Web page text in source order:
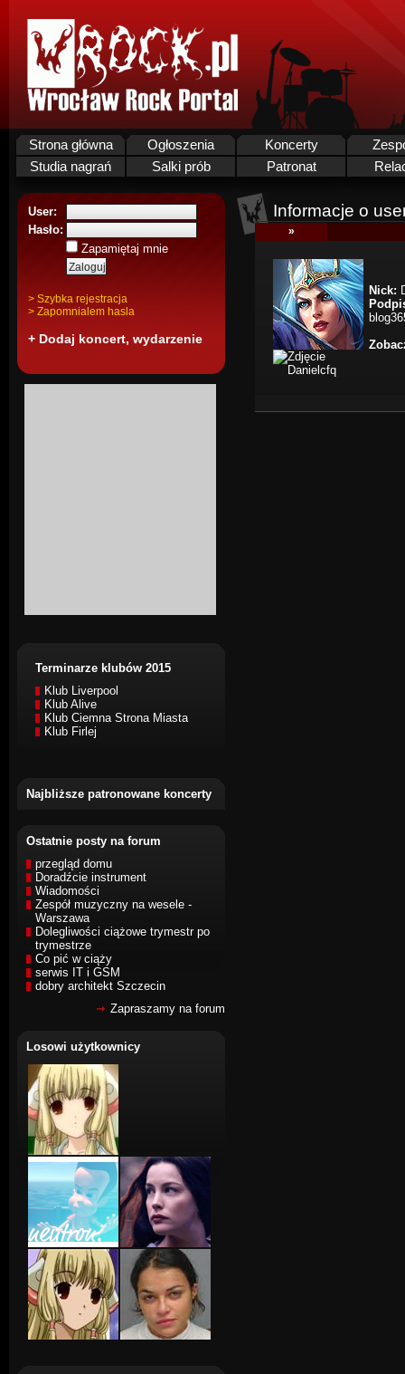
Strona główna Ogłoszenia Koncerty
Studia nagrań
Salki prób Patronat
User:
Hasło:
Zapamiętaj mnie
> Szybka rejestracja
> Zapomnialem hasla
+ Dodaj koncert, wydarzenie
Terminarze klubów 2015
Klub Liverpool
Klub Alive
Klub Ciemna Strona Miasta
Klub Firlej
Najbliższe patronowane koncerty
Ostatnie posty na forum
przegląd domu
Doradźcie instrument
Wiadomości
Zespół muzyczny na wesele -
Warszawa
Dolegliwości ciążowe trymestr po
trymestrze
Co pić w ciąży
serwis IT i GSM
dobry architekt Szczecin
Zapraszamy na forum
Losowi użytkownicy
Informacje o
»
Nick: